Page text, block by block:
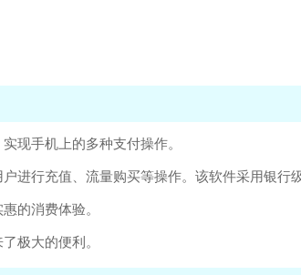
现手机上的多种支付操作。
进行充值、流量购买等操作。该软件采用银行
的消费体验。
极大的便利。